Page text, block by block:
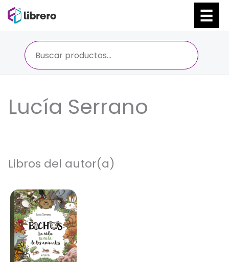
Lucía Serrano
Libros del autor(a)